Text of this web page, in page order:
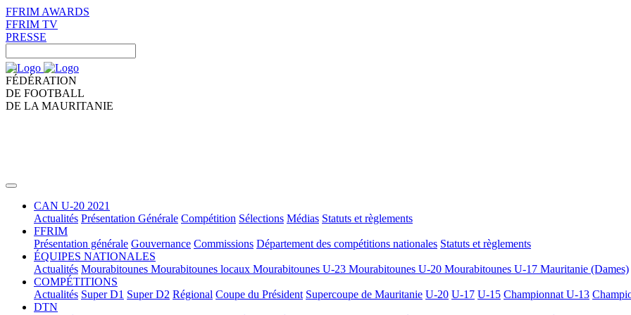
FFRIM AWARDS
FFRIM TV
PRESSE
FÉDÉRATION
DE FOOTBALL
DE LA MAURITANIE
CAN U-20 2021
Actualités Présentation Générale Compétition Sélections Médias Statuts et règlements
FFRIM
Présentation générale Gouvernance Commissions Département des compétitions nationales Statuts et règlements
ÉQUIPES NATIONALES
Actualités Mourabitounes Mourabitounes locaux Mourabitounes U-23 Mourabitounes U-20 Mourabitounes U-17 Mauritanie (Dames)
COMPÉTITIONS
Actualités Super D1 Super D2 Régional Coupe du Président Supercoupe de Mauritanie U-20 U-17 U-15 Championnat U-13
DTN